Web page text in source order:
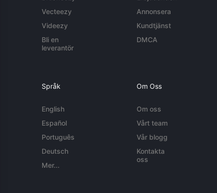
Vecteezy
Videezy
Bli en
leverantör
Annonsera
Kundtjänst
DMCA
Språk
English
Español
Português
Deutsch
Mer...
Om Oss
Om oss
Vårt team
Vår blogg
Kontakta
oss